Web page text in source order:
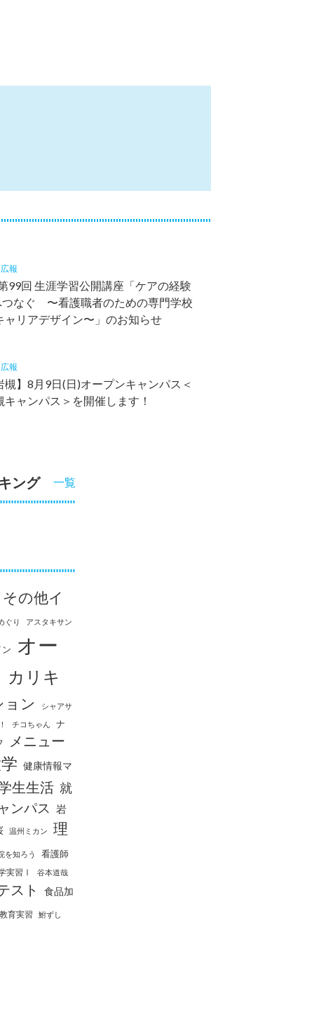
広報
99回 生涯学習公開講座「ケアの経験
つなぐ 〜看護職者のための専門学校
ャリアデザイン〜」のお知らせ
広報
槻】8月9日(日)オープンキャンパス＜
キャンパス＞を開催します！
一覧
ング
その他イ
ぐり アスタキサン
オー
カリキ
ョン
シャアサ
チコちゃん
ナ
メニュー
健康情報マ
生生活 就
ンパス
岩
温州ミカン
理
を知ろう 看護師
実習Ⅰ 谷本道哉
スト
食品加
育実習 鮒ずし